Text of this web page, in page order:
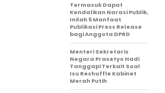
Termasuk Dapat
Kendalikan Narasi Publik,
Inilah 5 Manfaat
Publikasi Press Release
bagi Anggota DPRD
Menteri Sekretaris
Negara Prasetyo Hadi
Tanggapi Terkait Soal
Isu Reshuffle Kabinet
Merah Putih